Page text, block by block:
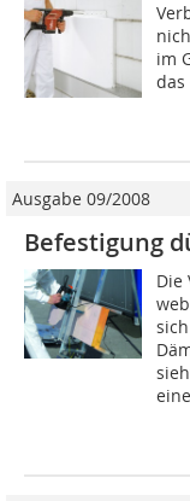
im
das
Ausgabe 09/2008
Befestigung
Die